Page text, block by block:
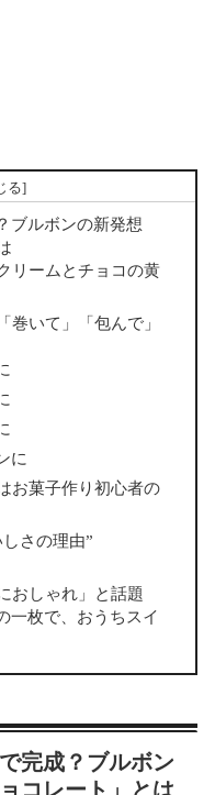
ブルボンの新発想
リームとチョコの黄
巻いて」「包んで」
に
お菓子作り初心者の
さの理由”
おしゃれ」と話題
一枚で、おうちスイ
完成？ブルボン
コレート」とは